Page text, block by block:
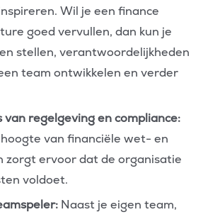
Wil je een finance
goed vervullen, dan kun je
stellen, verantwoordelijkheden
team ontwikkelen en verder
regelgeving en compliance:
van financiële wet- en
zorgt ervoor dat de organisatie
voldoet.
Naast je eigen team,